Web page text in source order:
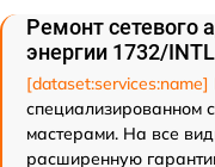
Ремонт сетевого
энергии 1732/
[dataset:services:name]
специализированном
мастерами. На все
расширенную